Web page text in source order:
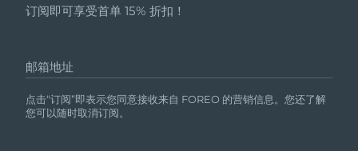
订阅即可享受首单 15% 折扣！
邮箱地址
点击“订阅”即表示您同意接收来自 FOREO 的营销信息。您还了解
您可以随时取消订阅。